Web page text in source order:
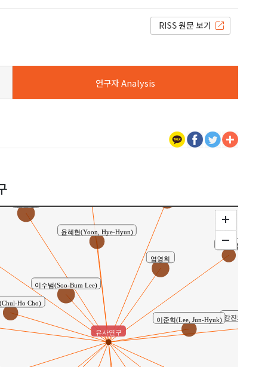
연구자 Analysis
강진희(Jin Hee
김정섭
염영희
윤혜현(Yoon, Hye-Hyun)
이수범(Soo-Bum Lee)
이준혁(Lee, Jun-Hyuk)
Ho Cho)
유사연구